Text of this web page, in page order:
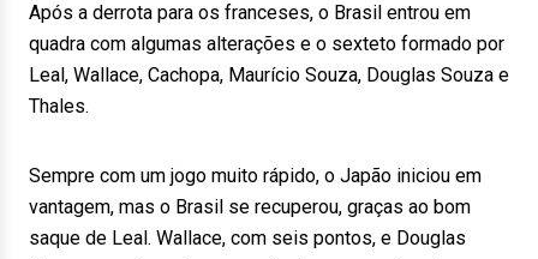
Após a derrota para os franceses, o Brasil entrou em
quadra com algumas alterações e o sexteto formado por
Leal, Wallace, Cachopa, Maurício Souza, Douglas Souza e
Thales.
Sempre com um jogo muito rápido, o Japão iniciou em
vantagem, mas o Brasil se recuperou, graças ao bom
saque de Leal. Wallace, com seis pontos, e Douglas